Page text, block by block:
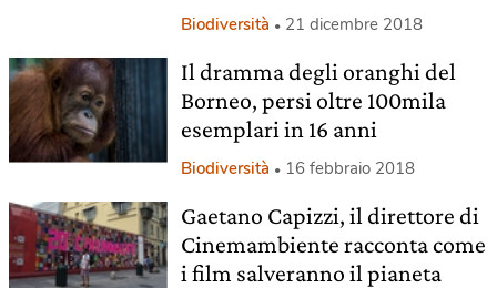
Biodiversità 21 dicembre 2018
Il dramma degli oranghi del
Borneo, persi oltre 100mila
esemplari in 16 anni
Biodiversità 16 febbraio 2018
Gaetano Capizzi, il direttore di
Cinemambiente racconta come
i film salveranno il pianeta